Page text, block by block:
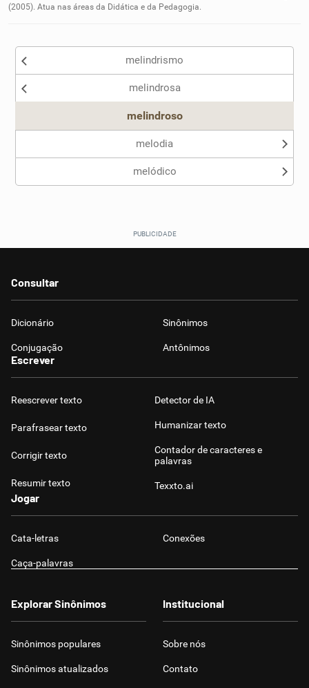
Outro
(2005). Atua nas áreas da Didática e da Pedagogia.
melindrismo
melindrosa
melindroso
melodia
melódico
Consultar
Dicionário Sinônimos
Conjugação Antônimos
Escrever
Reescrever texto
Parafrasear texto
Corrigir texto
Resumir texto
Detector de IA
Humanizar texto
Contador de caracteres e
palavras
Texxto.ai
Jogar
Cata-letras Conexões
Caça-palavras
Explorar Sinônimos
Sinônimos populares
Sinônimos atualizados
Institucional
Sobre nós
Contato